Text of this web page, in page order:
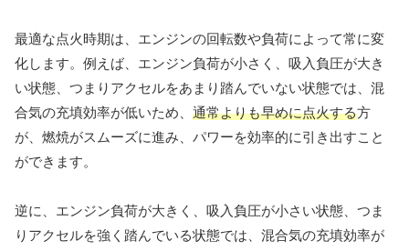
最適な点火時期は、エンジンの回転数や負荷によって常に変
化します。例えば、エンジン負荷が小さく、吸入負圧が大き
い状態、つまりアクセルをあまり踏んでいない状態では、混
合気の充填効率が低いため、 通常よりも早めに点火する方
が、燃焼がスムーズに進み、パワーを効率的に引き出すこと
ができます。
逆に、エンジン負荷が大きく、吸入負圧が小さい状態、つま
りアクセルを強く踏んでいる状態では、混合気の充填効率が